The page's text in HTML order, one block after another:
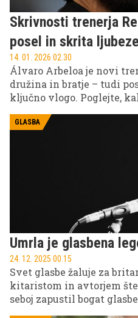
Skrivnosti trenerja
posel in skrita
14. 01. 2026 02.30
Álvaro Arbeloa je novi
družina in bratje – tudi
ključno vlogo. Poglejte,
na njegov trenerski
GLASBA
Umrla je glasbena
24. 12. 2025 00.15
Svet glasbe žaluje za
kitaristom in avtorjem
seboj zapustil bogat